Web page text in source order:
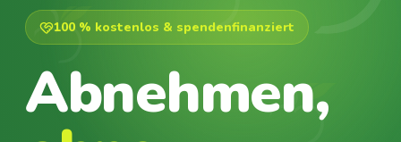
100 % kostenlos & spendenfinanziert
Abnehmen,